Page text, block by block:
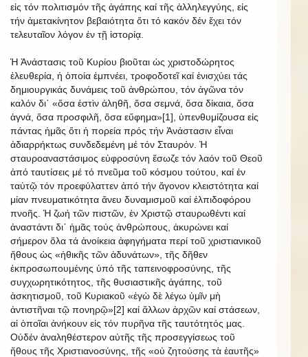
εἰς τόν πολιτισμόν τῆς ἀγάπης καί τῆς ἀλληλεγγύης, εἰς
τήν ἀμετακίνητον βεβαιότητα ὅτι τό κακόν δέν ἔχει τόν
τελευταῖον λόγον ἐν τῇ ἱστορίᾳ.
Ἡ Ἀνάστασις τοῦ Κυρίου βιοῦται ὡς χριστοδώρητος
ἐλευθερία, ἡ ὁποία ἐμπνέει, τροφοδοτεῖ καί ἐνισχύει τάς
δημιουργικάς δυνάμεις τοῦ ἀνθρώπου, τόν ἀγῶνα τόν
καλόν δι᾿ «ὅσα ἐστὶν ἀληθῆ, ὅσα σεμνά, ὅσα δίκαια, ὅσα
ἁγνά, ὅσα προσφιλῆ, ὅσα εὔφημα»[1], ὑπενθυμίζουσα εἰς
πάντας ἡμᾶς ὅτι ἡ πορεία πρός τήν Ἀνάστασιν εἶναι
ἀδιαρρήκτως συνδεδεμένη μέ τόν Σταυρόν. Ἡ
σταυροαναστάσιμος εὐφροσύνη ἔσωζε τόν λαόν τοῦ Θεοῦ
ἀπό ταυτίσεις μέ τό πνεῦμα τοῦ κόσμου τούτου, καί ἐν
ταὐτῷ τόν προεφύλαττεν ἀπό τήν ἄγονον κλειστότητα καί
μίαν πνευματικότητα ἄνευ δυναμισμοῦ καί ἐλπιδοφόρου
πνοῆς. Ἡ ζωή τῶν πιστῶν, ἐν Χριστῷ σταυρωθέντι καί
ἀναστάντι δι᾿ ἡμᾶς τούς ἀνθρώπους, ἀκυρώνει καί
σήμερον ὅλα τά ἀνοίκεια ἀφηγήματα περί τοῦ χριστιανικοῦ
ἤθους ὡς «ἠθικῆς τῶν ἀδυνάτων», τῆς δῆθεν
ἐκπροσωπουμένης ὑπό τῆς ταπεινοφροσύνης, τῆς
συγχωρητικότητος, τῆς θυσιαστικῆς ἀγάπης, τοῦ
ἀσκητισμοῦ, τοῦ Κυριακοῦ «ἐγὼ δὲ λέγω ὑμῖν μὴ
ἀντιστῆναι τῷ πονηρῷ»[2] καί ἄλλων ἀρχῶν καί στάσεων,
αἱ ὁποῖαι ἀνήκουν εἰς τόν πυρῆνα τῆς ταυτότητός μας.
Οὐδέν ἀναληθέστερον αὐτῆς τῆς προσεγγίσεως τοῦ
ἤθους τῆς Χριστιανοσύνης, τῆς «οὐ ζητούσης τὰ ἑαυτῆς»